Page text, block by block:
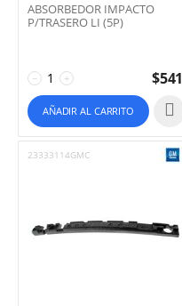
ABSORBEDOR IMPACTO
P/TRASERO LI (5P)
+
− $541
AÑADIR AL CARRITO
23333114GMC